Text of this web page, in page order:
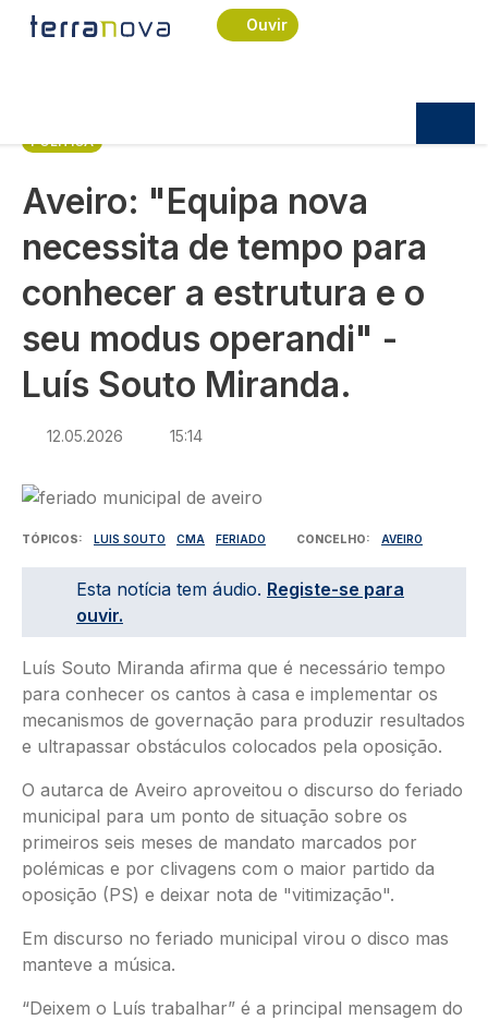
Passar para o conteúdo principal
Ouvir
Navegação estrutural
Início
Política
Aveiro: "Equipa nova necessita de tempo para
POLÍTICA
Aveiro: "Equipa nova
necessita de tempo para
conhecer a estrutura e o
seu modus operandi" -
Luís Souto Miranda.
12.05.2026 15:14
Imagem
TÓPICOS LUIS SOUTO CMA FERIADO CONCELHO AVEIRO
Esta notícia tem áudio. Registe-se para
ouvir.
Luís Souto Miranda afirma que é necessário tempo
para conhecer os cantos à casa e implementar os
mecanismos de governação para produzir resultados
e ultrapassar obstáculos colocados pela oposição.
O autarca de Aveiro aproveitou o discurso do feriado
municipal para um ponto de situação sobre os
primeiros seis meses de mandato marcados por
polémicas e por clivagens com o maior partido da
oposição (PS) e deixar nota de "vitimização".
Em discurso no feriado municipal virou o disco mas
manteve a música.
“Deixem o Luís trabalhar” é a principal mensagem do